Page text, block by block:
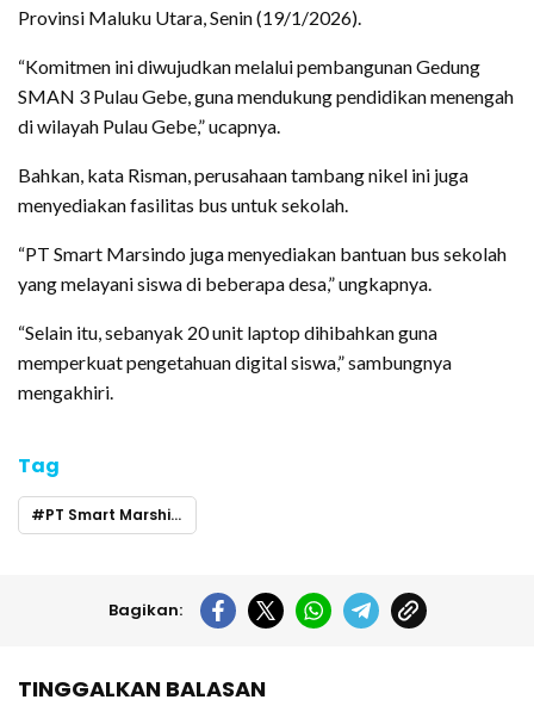
Provinsi Maluku Utara, Senin (19/1/2026).
“Komitmen ini diwujudkan melalui pembangunan Gedung
SMAN 3 Pulau Gebe, guna mendukung pendidikan menengah
di wilayah Pulau Gebe,” ucapnya.
Bahkan, kata Risman, perusahaan tambang nikel ini juga
menyediakan fasilitas bus untuk sekolah.
“PT Smart Marsindo juga menyediakan bantuan bus sekolah
yang melayani siswa di beberapa desa,” ungkapnya.
“Selain itu, sebanyak 20 unit laptop dihibahkan guna
memperkuat pengetahuan digital siswa,” sambungnya
mengakhiri.
Tag
PT Smart Marshindo
Bagikan:
TINGGALKAN BALASAN